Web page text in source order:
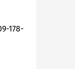
178-